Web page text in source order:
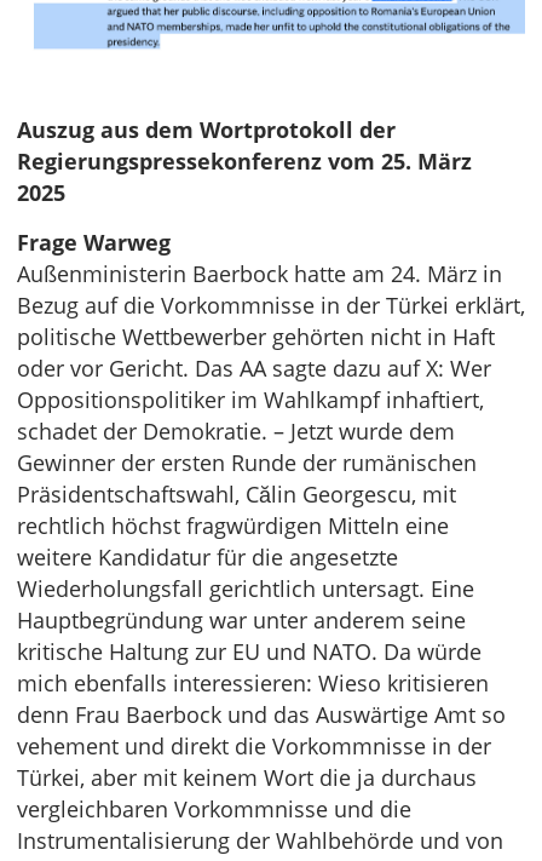
Auszug aus dem Wortprotokoll der
Regierungspressekonferenz vom 25. März
2025
Frage Warweg
Außenministerin Baerbock hatte am 24. März in
Bezug auf die Vorkommnisse in der Türkei erklärt,
politische Wettbewerber gehörten nicht in Haft
oder vor Gericht. Das AA sagte dazu auf X: Wer
Oppositionspolitiker im Wahlkampf inhaftiert,
schadet der Demokratie. – Jetzt wurde dem
Gewinner der ersten Runde der rumänischen
Präsidentschaftswahl, Călin Georgescu, mit
rechtlich höchst fragwürdigen Mitteln eine
weitere Kandidatur für die angesetzte
Wiederholungsfall gerichtlich untersagt. Eine
Hauptbegründung war unter anderem seine
kritische Haltung zur EU und NATO. Da würde
mich ebenfalls interessieren: Wieso kritisieren
denn Frau Baerbock und das Auswärtige Amt so
vehement und direkt die Vorkommnisse in der
Türkei, aber mit keinem Wort die ja durchaus
vergleichbaren Vorkommnisse und die
Instrumentalisierung der Wahlbehörde und von